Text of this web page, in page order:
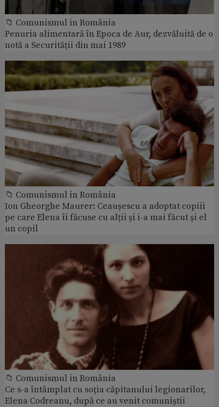
📁 Comunismul in România
Penuria alimentară în Epoca de Aur, dezvăluită de o
notă a Securității din mai 1989
📁 Comunismul in România
Ion Gheorghe Maurer: Ceaușescu a adoptat copiii
pe care Elena îi făcuse cu alții și i-a mai făcut și el
un copil
📁 Comunismul in România
Ce s-a întâmplat cu soţia căpitanului legionarilor,
Elena Codreanu, după ce au venit comuniștii